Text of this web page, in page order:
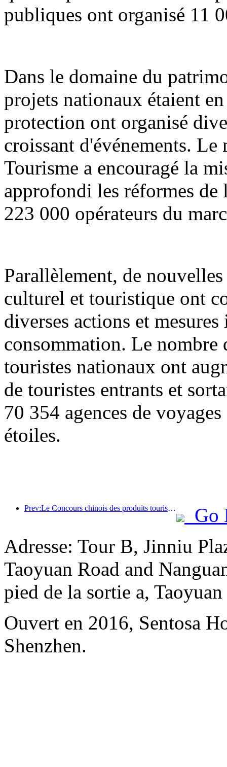
publiques ont organisé 11
Dans le domaine du
projets nationaux étaient
protection ont organisé
croissant d'événements.
Tourisme a encouragé la
approfondi les réformes
223 000 opérateurs du
Parallèlement, de
culturel et touristique ont
diverses actions et
consommation. Le nombre
touristes nationaux ont
de touristes entrants et
70 354 agences de
étoiles.
Prev:Le Concours chinois des produits touristiques s'est tenu avec succès à Xiangtan, dans le Hunan.
Go
Adresse: Tour B, Jinniu
Taoyuan Road and
pied de la sortie a,
Ouvert en 2016, Sentosa
Shenzhen.